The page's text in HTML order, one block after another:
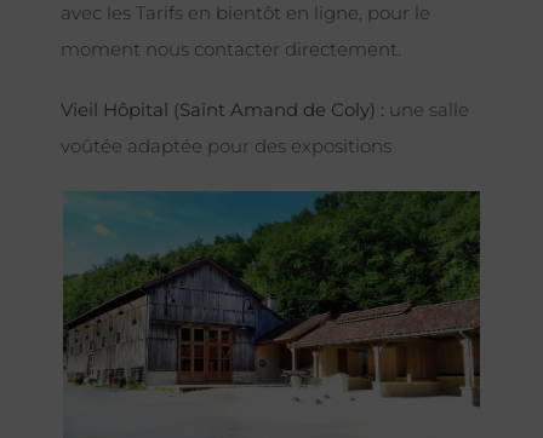
avec les Tarifs en bientôt en ligne, pour le
moment nous contacter directement.
Vieil Hôpital (Saint Amand de Coly) : une salle
voûtée adaptée pour des expositions